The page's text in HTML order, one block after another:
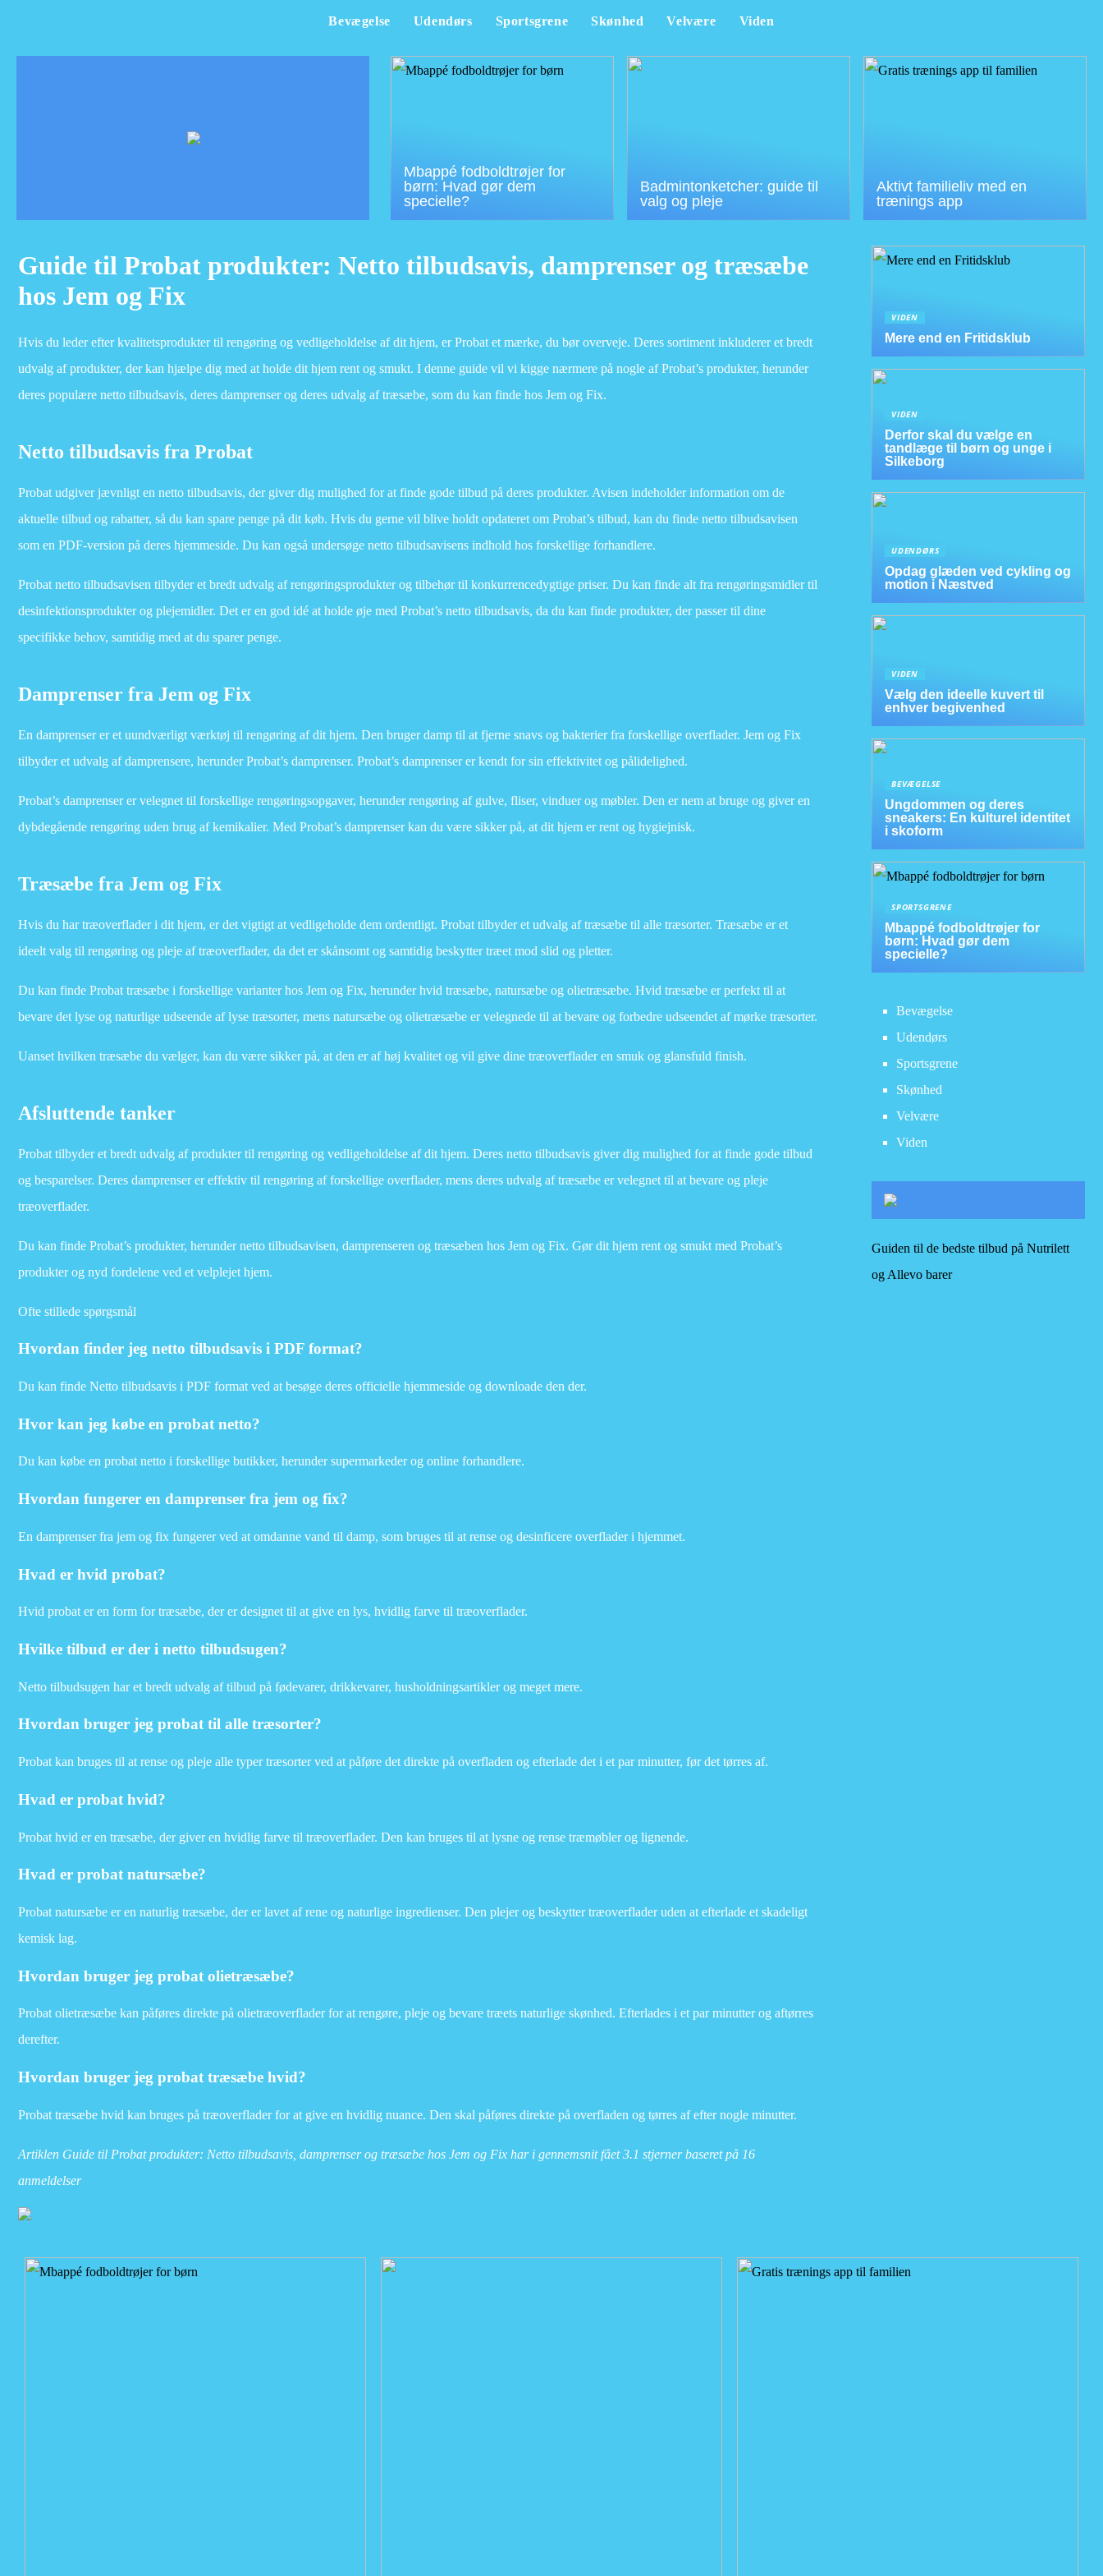
Bevægelse Udendørs Sportsgrene Skønhed Velvære Viden
Mbappé fodboldtrøjer for
børn: Hvad gør dem
specielle?
Badmintonketcher: guide til
valg og pleje
Aktivt familieliv med en
trænings app
Guide til Probat produkter: Netto tilbudsavis, damprenser og træsæbe
hos Jem og Fix
Hvis du leder efter kvalitetsprodukter til rengøring og vedligeholdelse af dit hjem, er Probat et mærke, du bør overveje. Deres sortiment inkluderer et bredt
udvalg af produkter, der kan hjælpe dig med at holde dit hjem rent og smukt. I denne guide vil vi kigge nærmere på nogle af Probat’s produkter, herunder
deres populære netto tilbudsavis, deres damprenser og deres udvalg af træsæbe, som du kan finde hos Jem og Fix.
Netto tilbudsavis fra Probat
Probat udgiver jævnligt en netto tilbudsavis, der giver dig mulighed for at finde gode tilbud på deres produkter. Avisen indeholder information om de
aktuelle tilbud og rabatter, så du kan spare penge på dit køb. Hvis du gerne vil blive holdt opdateret om Probat’s tilbud, kan du finde netto tilbudsavisen
som en PDF-version på deres hjemmeside. Du kan også undersøge netto tilbudsavisens indhold hos forskellige forhandlere.
Probat netto tilbudsavisen tilbyder et bredt udvalg af rengøringsprodukter og tilbehør til konkurrencedygtige priser. Du kan finde alt fra rengøringsmidler til
desinfektionsprodukter og plejemidler. Det er en god idé at holde øje med Probat’s netto tilbudsavis, da du kan finde produkter, der passer til dine
specifikke behov, samtidig med at du sparer penge.
Damprenser fra Jem og Fix
En damprenser er et uundværligt værktøj til rengøring af dit hjem. Den bruger damp til at fjerne snavs og bakterier fra forskellige overflader. Jem og Fix
tilbyder et udvalg af damprensere, herunder Probat’s damprenser. Probat’s damprenser er kendt for sin effektivitet og pålidelighed.
Probat’s damprenser er velegnet til forskellige rengøringsopgaver, herunder rengøring af gulve, fliser, vinduer og møbler. Den er nem at bruge og giver en
dybdegående rengøring uden brug af kemikalier. Med Probat’s damprenser kan du være sikker på, at dit hjem er rent og hygiejnisk.
Træsæbe fra Jem og Fix
Hvis du har træoverflader i dit hjem, er det vigtigt at vedligeholde dem ordentligt. Probat tilbyder et udvalg af træsæbe til alle træsorter. Træsæbe er et
ideelt valg til rengøring og pleje af træoverflader, da det er skånsomt og samtidig beskytter træet mod slid og pletter.
Du kan finde Probat træsæbe i forskellige varianter hos Jem og Fix, herunder hvid træsæbe, natursæbe og olietræsæbe. Hvid træsæbe er perfekt til at
bevare det lyse og naturlige udseende af lyse træsorter, mens natursæbe og olietræsæbe er velegnede til at bevare og forbedre udseendet af mørke træsorter.
Uanset hvilken træsæbe du vælger, kan du være sikker på, at den er af høj kvalitet og vil give dine træoverflader en smuk og glansfuld finish.
Afsluttende tanker
Probat tilbyder et bredt udvalg af produkter til rengøring og vedligeholdelse af dit hjem. Deres netto tilbudsavis giver dig mulighed for at finde gode tilbud
og besparelser. Deres damprenser er effektiv til rengøring af forskellige overflader, mens deres udvalg af træsæbe er velegnet til at bevare og pleje
træoverflader.
Du kan finde Probat’s produkter, herunder netto tilbudsavisen, damprenseren og træsæben hos Jem og Fix. Gør dit hjem rent og smukt med Probat’s
produkter og nyd fordelene ved et velplejet hjem.
Ofte stillede spørgsmål
Hvordan finder jeg netto tilbudsavis i PDF format?
Du kan finde Netto tilbudsavis i PDF format ved at besøge deres officielle hjemmeside og downloade den der.
Hvor kan jeg købe en probat netto?
Du kan købe en probat netto i forskellige butikker, herunder supermarkeder og online forhandlere.
Hvordan fungerer en damprenser fra jem og fix?
En damprenser fra jem og fix fungerer ved at omdanne vand til damp, som bruges til at rense og desinficere overflader i hjemmet.
Hvad er hvid probat?
Hvid probat er en form for træsæbe, der er designet til at give en lys, hvidlig farve til træoverflader.
Hvilke tilbud er der i netto tilbudsugen?
Netto tilbudsugen har et bredt udvalg af tilbud på fødevarer, drikkevarer, husholdningsartikler og meget mere.
Hvordan bruger jeg probat til alle træsorter?
Probat kan bruges til at rense og pleje alle typer træsorter ved at påføre det direkte på overfladen og efterlade det i et par minutter, før det tørres af.
Hvad er probat hvid?
Probat hvid er en træsæbe, der giver en hvidlig farve til træoverflader. Den kan bruges til at lysne og rense træmøbler og lignende.
Hvad er probat natursæbe?
Probat natursæbe er en naturlig træsæbe, der er lavet af rene og naturlige ingredienser. Den plejer og beskytter træoverflader uden at efterlade et skadeligt
kemisk lag.
Hvordan bruger jeg probat olietræsæbe?
Probat olietræsæbe kan påføres direkte på olietræoverflader for at rengøre, pleje og bevare træets naturlige skønhed. Efterlades i et par minutter og aftørres
derefter.
Hvordan bruger jeg probat træsæbe hvid?
Probat træsæbe hvid kan bruges på træoverflader for at give en hvidlig nuance. Den skal påføres direkte på overfladen og tørres af efter nogle minutter.
Artiklen Guide til Probat produkter: Netto tilbudsavis, damprenser og træsæbe hos Jem og Fix har i gennemsnit fået3.1 stjerner baseret på 16
anmeldelser
VIDEN
Mere end en Fritidsklub
VIDEN
Derfor skal du vælge en
tandlæge til børn og unge i
Silkeborg
UDENDØRS
Opdag glæden ved cykling og
motion i Næstved
VIDEN
Vælg den ideelle kuvert til
enhver begivenhed
BEVÆGELSE
Ungdommen og deres
sneakers: En kulturel identitet
i skoform
SPORTSGRENE
Mbappé fodboldtrøjer for
børn: Hvad gør dem
specielle?
Bevægelse
Udendørs
Sportsgrene
Skønhed
Velvære
Viden
Guiden til de bedste tilbud på Nutrilett
og Allevo barer